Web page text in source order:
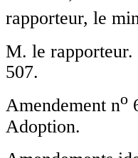
rapporteur, le
M. le rapporteur.
507.
Amendement no
Adoption.